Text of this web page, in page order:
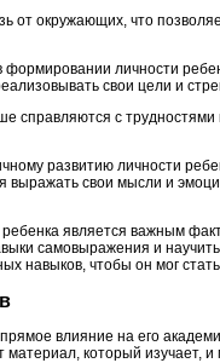
от окружающих, что
личности
свои цели и
с трудностями
развитию личности
выражать свои мысли и
является важным
самовыражения и
навыков, чтобы он мог
влияние на его
который изучает,